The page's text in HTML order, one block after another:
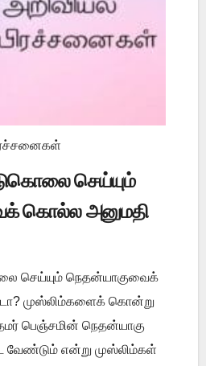
செய்யும்
கொல்ல அனுமதி
செய்யும் நெதன்யாகுவைக்
முஸ்லிம்களைக் கொன்று
பெஞ்சமின் நெதன்யாகு
வேண்டும் என்று முஸ்லிம்கள்